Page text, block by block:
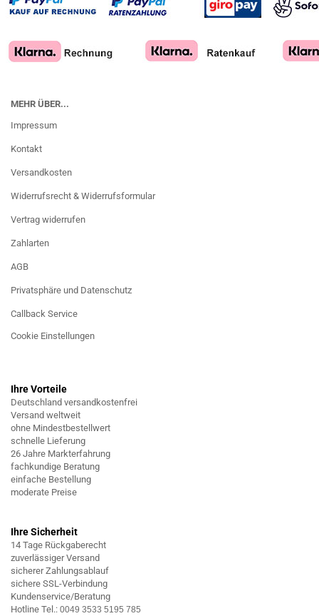
MEHR ÜBER...
Impressum
Kontakt
Versandkosten
Widerrufsrecht & Widerrufsformular
Vertrag widerrufen
Zahlarten
AGB
Privatsphäre und Datenschutz
Callback Service
Cookie Einstellungen
Ihre Vorteile
Deutschland versandkostenfrei
Versand weltweit
ohne Mindestbestellwert
schnelle Lieferung
26 Jahre Markterfahrung
fachkundige Beratung
einfache Bestellung
moderate Preise
Ihre Sicherheit
14 Tage Rückgaberecht
zuverlässiger Versand
sicherer Zahlungsablauf
sichere SSL-Verbindung
Kundenservice/Beratung
Hotline Tel.: 0049 3533 5195 785